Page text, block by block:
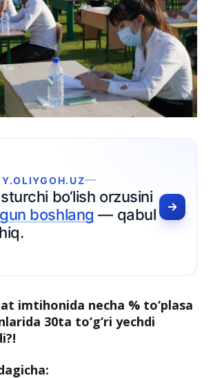
orzusini
— qabul
30ta to‘g‘ri yechdi